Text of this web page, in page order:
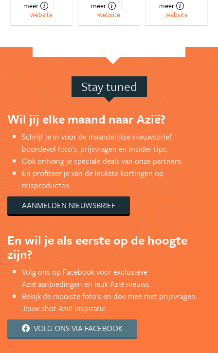
meer
website
meer
website
meer
website
Stay tuned
Wil jij elke maand naar Azië?
Schrijf je in voor de maandelijkse nieuwsbrief
boordevol foto's, prijsvragen en insider tips.
Ook ontvang je speciale deals van onze partners.
En profiteer je van de leukste kortingen op
reisproducten.
AANMELDEN NIEUWSBRIEF
En wil je als eerste op de hoogte
zijn?
Volg ons op Facebook voor exclusieve
Azië aanbiedingen en leuk Azië nieuws.
Bekijk de mooiste foto's en doe mee met prijsvragen.
Jouw shot Azië inspiratie.
VOLG ONS VIA FACEBOOK